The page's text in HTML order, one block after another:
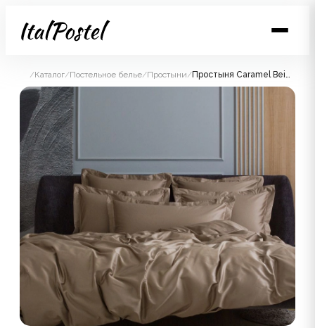
/Каталог/Постельное белье/Простыни/ Простыня Caramel Beige Allure Grass 240х260